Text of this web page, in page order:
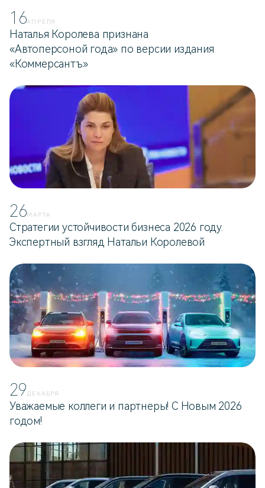
16АПРЕЛЯ
Наталья Королева признана
«Автоперсоной года» по версии издания
«Коммерсантъ»
26МАРТА
Стратегии устойчивости бизнеса 2026 году.
Экспертный взгляд Натальи Королевой
29 ДЕКАБРЯ
Уважаемые коллеги и партнеры! С Новым 2026
годом!